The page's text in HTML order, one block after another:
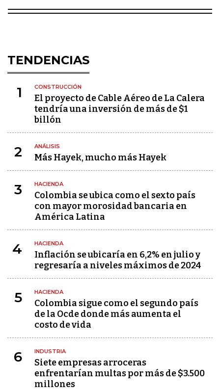
TENDENCIAS
1 CONSTRUCCIÓN
El proyecto de Cable Aéreo de La Calera
tendría una inversión de más de $1
billón
2 ANÁLISIS
Más Hayek, mucho más Hayek
3 HACIENDA
Colombia se ubica como el sexto país
con mayor morosidad bancaria en
América Latina
4 HACIENDA
Inflación se ubicaría en 6,2% en julio y
regresaría a niveles máximos de 2024
5 HACIENDA
Colombia sigue como el segundo país
de la Ocde donde más aumenta el
costo de vida
6 INDUSTRIA
Siete empresas arroceras
enfrentarían multas por más de $3.500
millones